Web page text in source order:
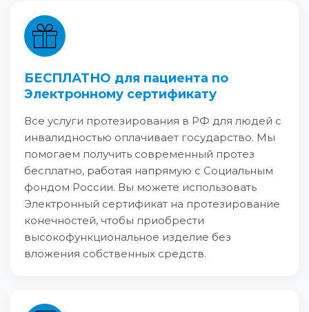
БЕСПЛАТНО для пациента по
Электронному сертификату
Все услуги протезирования в РФ для людей с
инвалидностью оплачивает государство. Мы
помогаем получить современный протез
бесплатно, работая напрямую с Социальным
фондом России. Вы можете использовать
Электронный сертификат на протезирование
конечностей, чтобы приобрести
высокофункциональное изделие без
вложения собственных средств.